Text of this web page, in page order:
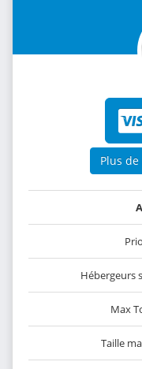
Plus
Hébergeurs
Max
Taille